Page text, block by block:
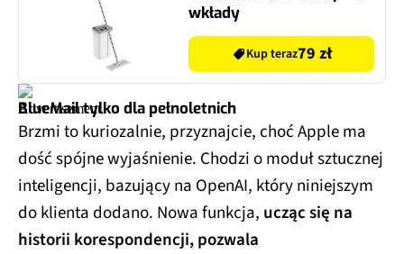
wkłady
Kup teraz79 zł
BlueMail tylko dla pełnoletnich
Brzmi to kuriozalnie, przyznajcie, choć Apple ma
dość spójne wyjaśnienie. Chodzi o moduł sztucznej
inteligencji, bazujący na OpenAI, który niniejszym
do klienta dodano. Nowa funkcja, ucząc się na
historii korespondencji, pozwala